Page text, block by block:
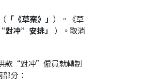
「《草案》」 ）。《草
對冲”安排」
）。取消
款“對冲”僱員就轉制
分：